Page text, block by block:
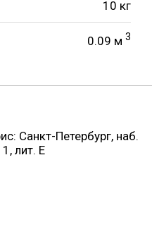
10 кг
0.09 м 3
Санкт-Петербург, наб.
лит. Е